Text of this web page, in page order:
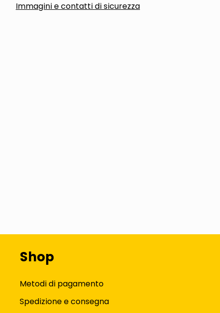
Immagini e contatti di sicurezza
Shop
Metodi di pagamento
Spedizione e consegna